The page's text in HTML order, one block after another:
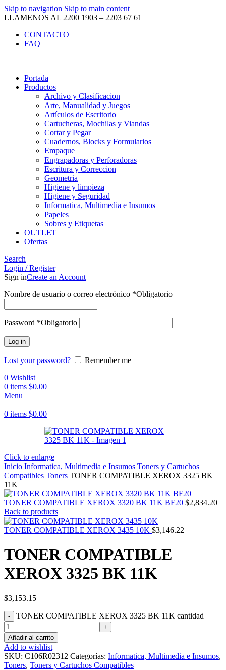
Skip to navigation Skip to main content
LLAMENOS AL 2200 1903 – 2203 67 61
CONTACTO
FAQ
Portada
Productos
Archivo y Clasificacion
Arte, Manualidad y Juegos
Artículos de Escritorio
Cartucheras, Mochilas y Viandas
Cortar y Pegar
Cuadernos, Blocks y Formularios
Empaque
Engrapadoras y Perforadoras
Escritura y Correccion
Geometria
Higiene y limpieza
Higiene y Seguridad
Informatica, Multimedia e Insumos
Papeles
Sobres y Etiquetas
OUTLET
Ofertas
Search
Login / Register
Sign inCreate an Account
Nombre de usuario o correo electrónico *Obligatorio
Password *Obligatorio
Log in
Lost your password?
Remember me
0 Wishlist
0 items $0.00
Menu
0 items $0.00
Click to enlarge
Inicio Informatica, Multimedia e Insumos Toners y Cartuchos
Compatibles Toners TONER COMPATIBLE XEROX 3325 BK
11K
TONER COMPATIBLE XEROX 3320 BK 11K BF20 $2,834.20
Back to products
TONER COMPATIBLE XEROX 3435 10K $3,146.22
TONER COMPATIBLE
XEROX 3325 BK 11K
$3,153.15
TONER COMPATIBLE XEROX 3325 BK 11K cantidad
Añadir al carrito
Add to wishlist
SKU: C106R02312 Categorías: Informatica, Multimedia e Insumos,
Toners, Toners y Cartuchos Compatibles